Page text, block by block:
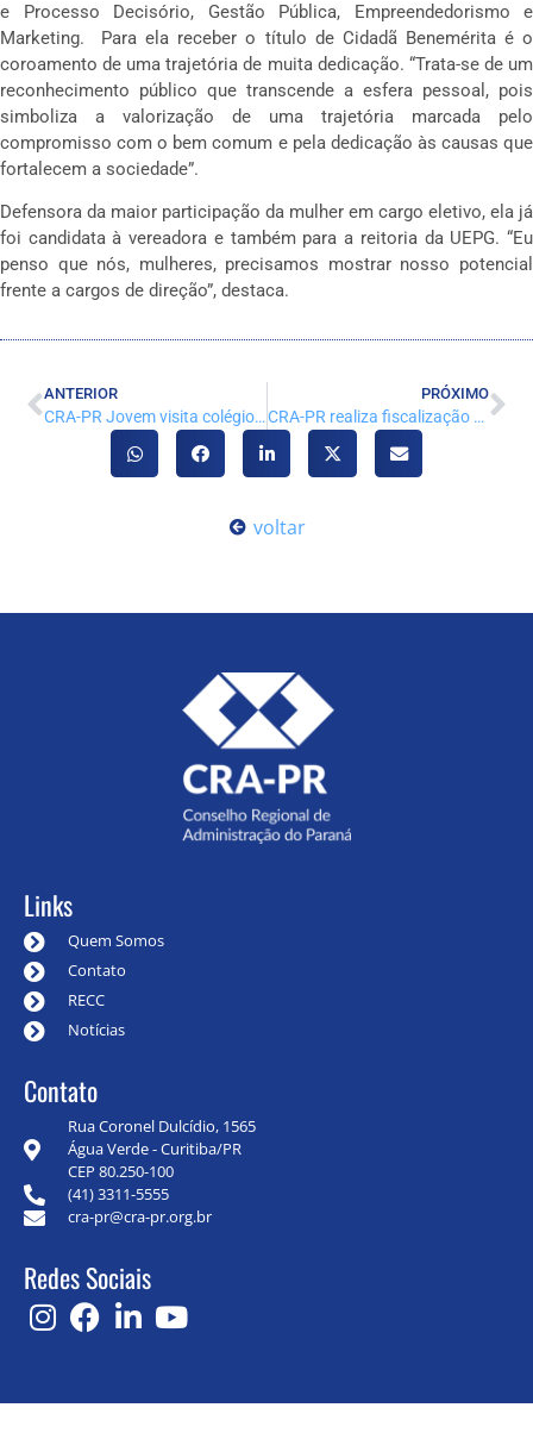
e Processo Decisório, Gestão Pública, Empreendedorismo e
Marketing. Para ela receber o título de Cidadã Benemérita é o
coroamento de uma trajetória de muita dedicação. “Trata-se de um
reconhecimento público que transcende a esfera pessoal, pois
simboliza a valorização de uma trajetória marcada pelo
compromisso com o bem comum e pela dedicação às causas que
fortalecem a sociedade”.
Defensora da maior participação da mulher em cargo eletivo, ela já
foi candidata à vereadora e também para a reitoria da UEPG. “Eu
penso que nós, mulheres, precisamos mostrar nosso potencial
frente a cargos de direção”, destaca.
ANTERIOR
CRA-PR Jovem visita colégio na Região Metropolitana de Curitiba
PRÓXIMO
CRA-PR realiza fiscalização profissional em Toledo e região entre 6 e 10 de julho
voltar
Links
Quem Somos
Contato
RECC
Notícias
Contato
Rua Coronel Dulcídio, 1565
Água Verde - Curitiba/PR
CEP 80.250-100
(41) 3311-5555
cra-pr@cra-pr.org.br
Redes Sociais